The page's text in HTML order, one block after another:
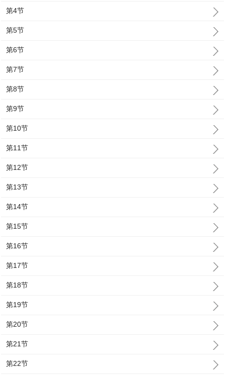
第4节
第5节
第6节
第7节
第8节
第9节
第10节
第11节
第12节
第13节
第14节
第15节
第16节
第17节
第18节
第19节
第20节
第21节
第22节